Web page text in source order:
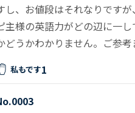
し、お値段はそれなりです
主様の英語力がどの辺に一
どうかわかりません。ご参考
私もです1